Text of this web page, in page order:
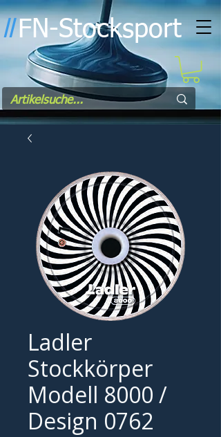
ll FN-Stocksport
Ladler
Stockkörper
Modell 8000 /
Design 0762